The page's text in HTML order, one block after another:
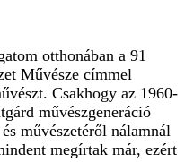
otthonában a 91
Művésze címmel
Csakhogy az 1960-
művészgeneráció
művészetéről nálamnál
megírtak már, ezért